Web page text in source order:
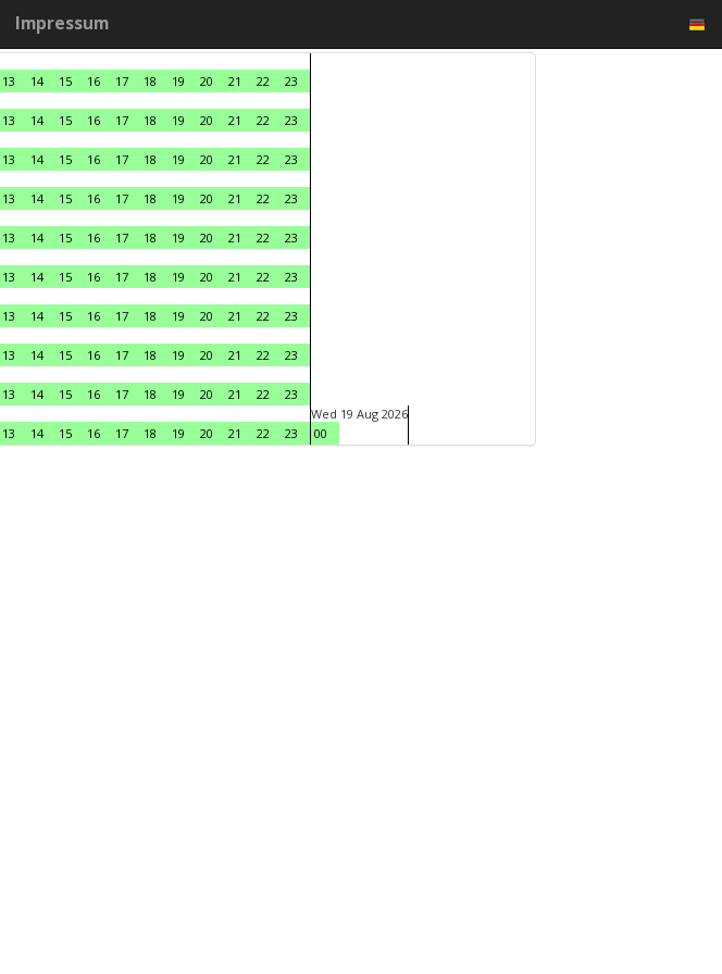
Impressum
13 14 15 16 17 18 19 20 21 22
23
13 14 15 16 17 18 19 20 21 22
23
13 14 15 16 17 18 19 20 21 22
23
13 14 15 16 17 18 19 20 21 22
23
13 14 15 16 17 18 19 20 21 22
23
13 14 15 16 17 18 19 20 21 22
23
13 14 15 16 17 18 19 20 21 22
23
13 14 15 16 17 18 19 20 21 22
23
13 14 15 16 17 18 19 20 21 22
23
13 14 15 16 17 18 19 20 21 22 23
Wed 19 Aug 2026
00